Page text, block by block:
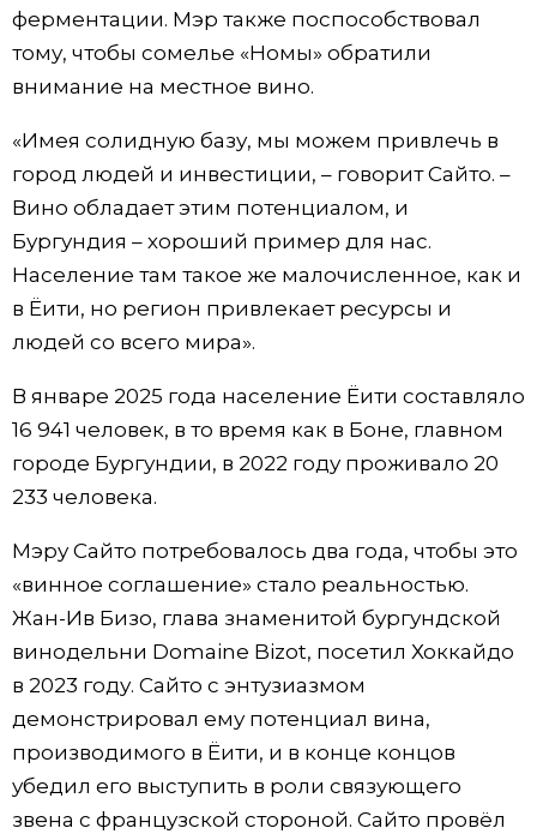
ферментации. Мэр также поспособствовал
тому, чтобы сомелье «Номы» обратили
внимание на местное вино.
«Имея солидную базу, мы можем привлечь в
город людей и инвестиции, – говорит Сайто. –
Вино обладает этим потенциалом, и
Бургундия – хороший пример для нас.
Население там такое же малочисленное, как и
в Ёити, но регион привлекает ресурсы и
людей со всего мира».
В январе 2025 года население Ёити составляло
16 941 человек, в то время как в Боне, главном
городе Бургундии, в 2022 году проживало 20
233 человека.
Мэру Сайто потребовалось два года, чтобы это
«винное соглашение» стало реальностью.
Жан-Ив Бизо, глава знаменитой бургундской
винодельни Domaine Bizot, посетил Хоккайдо
в 2023 году. Сайто с энтузиазмом
демонстрировал ему потенциал вина,
производимого в Ёити, и в конце концов
убедил его выступить в роли связующего
звена с французской стороной. Сайто провёл